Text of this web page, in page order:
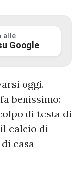
alle
Google
oggi.
benissimo:
di testa di
calcio di
casa